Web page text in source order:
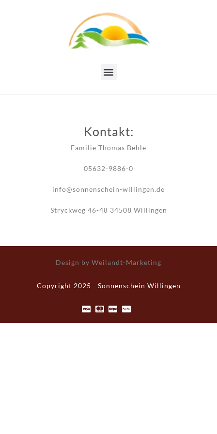
Kontakt:
Familie Thomas Behle
05632-9886-0
info@sonnenschein-willingen.de
Stryckweg 46-48 34508 Willingen
Design by Weilandt-Marketing
Copyright 2025 - Sonnenschein Willingen